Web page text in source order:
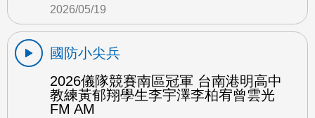
2026/05/19
國防小尖兵
2026儀隊競賽南區冠軍 台南港明高中
教練黃郁翔學生李宇澤李柏宥曾雲光
FM AM